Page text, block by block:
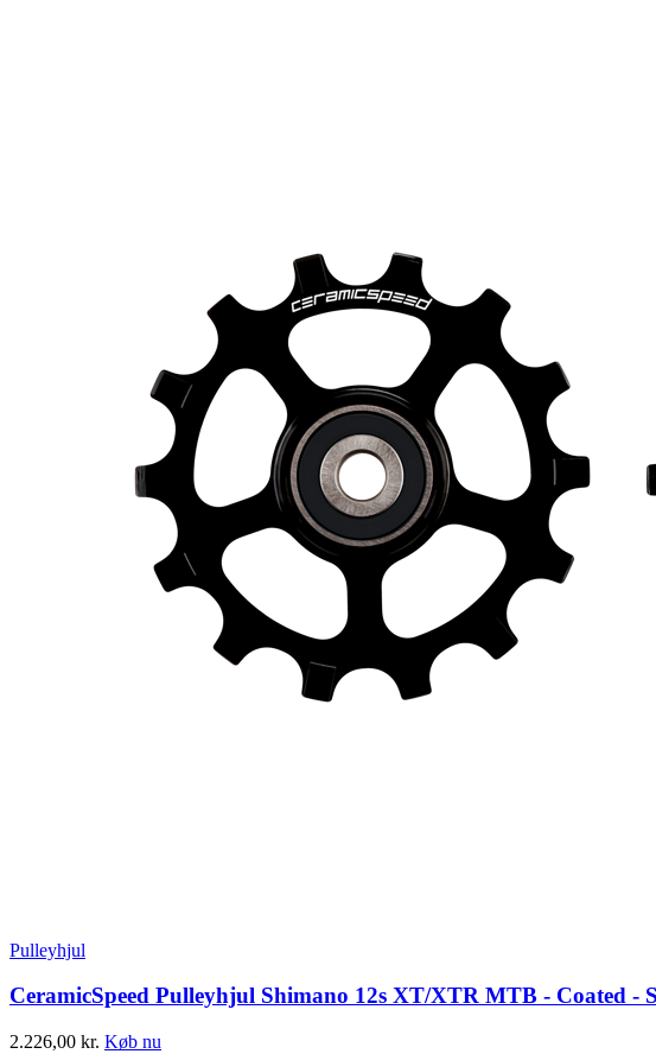
Pulleyhjul
CeramicSpeed Pulleyhjul Shimano 12s XT/XTR MTB - Coated -
2.226,00 kr. Køb nu